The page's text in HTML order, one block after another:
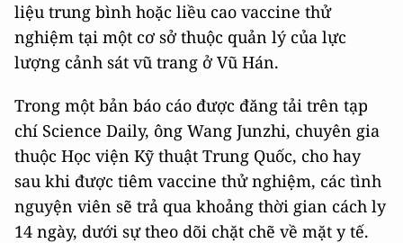
liệu trung bình hoặc liều cao vaccine thử
nghiệm tại một cơ sở thuộc quản lý của lực
lượng cảnh sát vũ trang ở Vũ Hán.
Trong một bản báo cáo được đăng tải trên tạp
chí Science Daily, ông Wang Junzhi, chuyên gia
thuộc Học viện Kỹ thuật Trung Quốc, cho hay
sau khi được tiêm vaccine thử nghiệm, các tình
nguyện viên sẽ trả qua khoảng thời gian cách ly
14 ngày, dưới sự theo dõi chặt chẽ về mặt y tế.